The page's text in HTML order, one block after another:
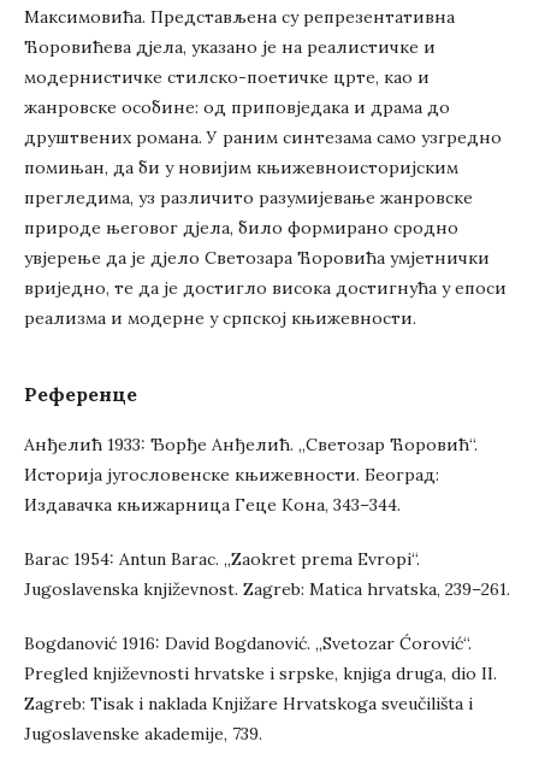
Максимовића. Представљена су репрезентативна
Ћоровићева дјела, указано је на реалистичке и
модернистичке стилско-поетичке црте, као и
жанровске особине: од приповједака и драма до
друштвених романа. У раним синтезама само узгредно
помињан, да би у новијим књижевноисторијским
прегледима, уз различито разумијевање жанровске
природе његовог дјела, било формирано сродно
увјерење да је дјело Светозара Ћоровића умјетнички
вриједно, те да је достигло висока достигнућа у епоси
реализма и модерне у српској књижевности.
Референце
Анђелић 1933: Ђорђе Анђелић. „Светозар Ћоровић“.
Историја југословенске књижевности. Београд:
Издавачка књижарница Геце Кона, 343–344.
Barac 1954: Antun Barac. „Zaokret prema Evropi“.
Jugoslavenska književnost. Zagreb: Matica hrvatska, 239–261.
Bogdanović 1916: David Bogdanović. „Svetozar Ćorović“.
Pregled književnosti hrvatske i srpske, knjiga druga, dio II.
Zagreb: Tisak i naklada Knjižare Hrvatskoga sveučilišta i
Jugoslavenske akademije, 739.